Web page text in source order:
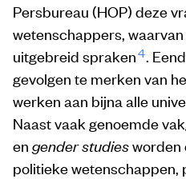
Persbureau (HOP) deze
wetenschappers,
uitgebreid spraken4.
gevolgen te merken van
werken aan bijna alle
Naast vaak genoemde
en gender studiesworden
politieke wetenschappen,